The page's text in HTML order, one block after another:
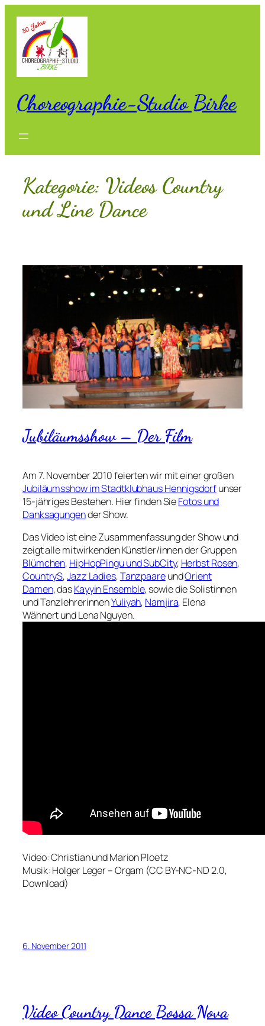
Inhalt
springen
Choreographie-Studio Birke
Kategorie: Videos Country
und Line Dance
Jubiläumsshow – Der Film
Am 7. November 2010 feierten wir mit einer großen
Jubiläumsshow im Stadtklubhaus Hennigsdorfunser
15-jähriges Bestehen. Hier finden SieFotos und
Danksagungender Show.
Das Video ist eine Zusammenfassung der Show und
zeigt alle mitwirkenden Künstler/innen der Gruppen
Blümchen, HipHopPingu und SubCity, Herbst Rosen,
CountryS,Jazz Ladies,TanzpaareundOrient
Damen, dasKayyin Ensemble, sowie die Solistinnen
und TanzlehrerinnenYuliyah, Namjira, Elena
Wähnert und Lena Nguyen.
Video: Christian und Marion Ploetz
Musik: Holger Leger – Orgam (CC BY-NC-ND 2.0,
Download)
6. November 2011
Video Country Dance Bossa Nova